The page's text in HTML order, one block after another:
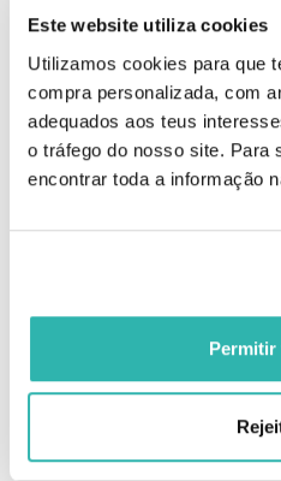
Este website utiliza cookies
Utilizamos cookies para que
compra personalizada, com
adequados aos teus
o tráfego do nosso site. Para
encontrar toda a informação
Permitir
Produtos Relacionados
Shampoo Antifrizz 300ml
€12. €13. PVPR